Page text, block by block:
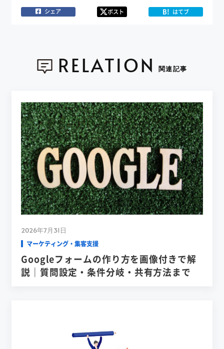
シェア ポスト B! はてブ
RELATION 関連記事
2026年7月31日
マーケティング・集客支援
Googleフォームの作り方を画像付きで解
説｜質問設定・条件分岐・共有方法まで